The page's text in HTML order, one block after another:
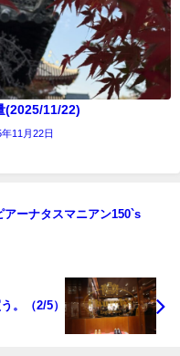
(2025/11/22)
11月22日
ーナタスマニアン150`s
。（2/5）